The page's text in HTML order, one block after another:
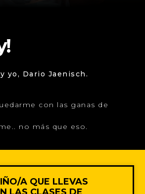
yo, Dario Jaenisch.
con las ganas de
no más que eso.
A QUE LLEVAS